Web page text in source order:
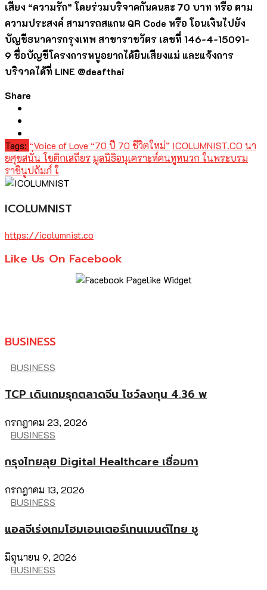
เสียง “ความรัก” โดยร่วมบริจาคกันคนละ 70 บาท หรือ ตาม
ความประสงค์ สามารถสแกน QR Code หรือ โอนเงินไปยัง
บัญชีธนาคารกรุงเทพ สาขาราชวัตร เลขที่ 146-4-15091-
9 ชื่อบัญชีโครงการหนูอยากได้ยินเสียงแม่ และแจ้งการ
บริจาคได้ที่ LINE @deafthai
Share
Tags: “Voice of Love “70 ปี 70 ชีวิตใหม่” ICOLUMNIST.CO นา
ยศุขสนั่น โชติกเสถียรมูลนิธิอนุเคราะห์คนหูหนวก ในพระบรม
ราชินูปถัมภ์ ใ
ICOLUMNIST
https://icolumnist.co
Like Us On Facebook
BUSINESS
BUSINESS
TCP เดินเกมรุกตลาดจีน โชว์ลงทุน 4.36 พ
กรกฎาคม 23, 2026
BUSINESS
กรุงไทยลุย Digital Healthcare เชื่อมกา
กรกฎาคม 13, 2026
BUSINESS
แอลจีเร่งเกมโฮมเอนเตอร์เทนเมนต์ไทย ชู
มิถุนายน 9, 2026
BUSINESS